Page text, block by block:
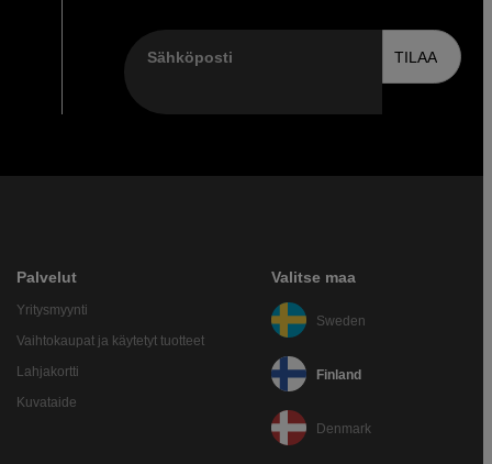
Sähköposti TILAA
Palvelut
Yritysmyynti
Vaihtokaupat ja käytetyt tuotteet
Lahjakortti
Kuvataide
Valitse maa
Sweden
Finland
Denmark